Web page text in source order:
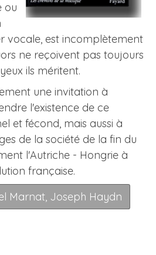
ou
vocale, est incomplètement
ne reçoivent pas toujours
ils méritent.
une invitation à
l'existence de ce
et fécond, mais aussi à
de la société de la fin du
l'Autriche - Hongrie à
française.
Marnat, Joseph Haydn